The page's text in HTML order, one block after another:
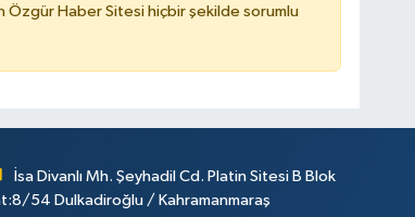
Özgür Haber Sitesi hiçbir şekilde sorumlu
İsa Divanlı Mh. Şeyhadil Cd. Platin Sitesi B Blok
54 Dulkadiroğlu / Kahramanmaraş